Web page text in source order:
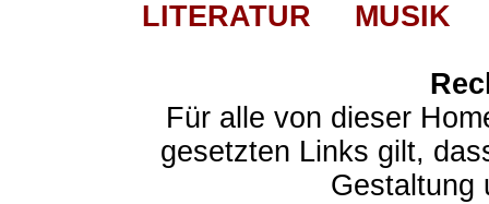
LITERATUR
MUSIK
Für alle von dieser
gesetzten Links gilt,
Gestaltung